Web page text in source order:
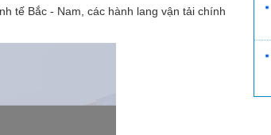
tế Bắc - Nam, các hành lang vận tải chính